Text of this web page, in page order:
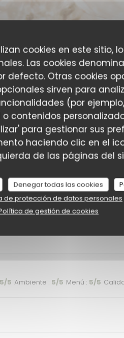
cookies en este sitio,
Las cookies
defecto. Otras cookies
sirven para
(por
contenidos
para gestionar sus
haciendo clic en el
de las páginas del
Denegar todas las cookies
de protección de datos personales
de gestión de cookies
clientes
5 /5 Ambiente: 5/5 Menú :5/5
plein de charme et de saveurs.
5/5 Ambiente : 5/5 Menú : 5/5